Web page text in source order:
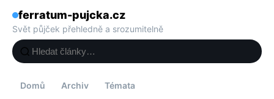
ferratum-pujcka.cz
Svět půjček přehledně a srozumitelně
Domů Archiv
Témata